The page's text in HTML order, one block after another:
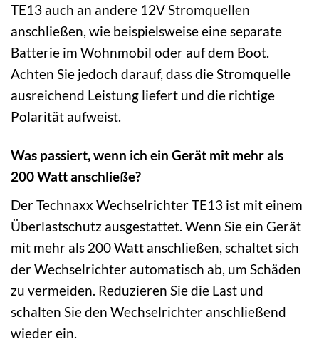
TE13 auch an andere 12V Stromquellen
anschließen, wie beispielsweise eine separate
Batterie im Wohnmobil oder auf dem Boot.
Achten Sie jedoch darauf, dass die Stromquelle
ausreichend Leistung liefert und die richtige
Polarität aufweist.
Was passiert, wenn ich ein Gerät mit mehr als
200 Watt anschließe?
Der Technaxx Wechselrichter TE13 ist mit einem
Überlastschutz ausgestattet. Wenn Sie ein Gerät
mit mehr als 200 Watt anschließen, schaltet sich
der Wechselrichter automatisch ab, um Schäden
zu vermeiden. Reduzieren Sie die Last und
schalten Sie den Wechselrichter anschließend
wieder ein.